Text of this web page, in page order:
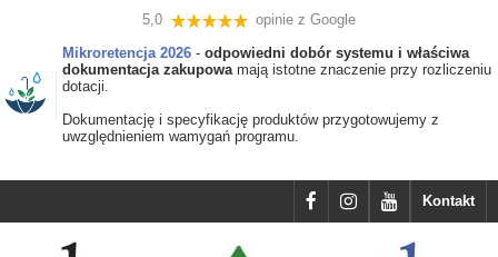
5,0
opinie z Google
Mikroretencja 2026 - odpowiedni dobór systemu i właściwa
dokumentacja zakupowamają istotne znaczenie przy rozliczeniu
dotacji.
Dokumentację i specyfikację produktów przygotowujemy z
uwzględnieniem wamygań programu.
Kontakt